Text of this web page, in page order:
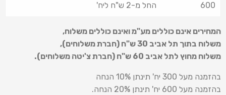
600 החל מ-2 ש"ח ליח'
המחירים אינם כוללים מע"מ ואינם כוללים משלוח,
משלוח בתוך תל אביב 30 ש
"ח (חברת משלוחים),
משלוח מחוץ לתל אביב 60 ש
"ח (חברת צ'יטה משלוחים).
בהזמנה מעל 300 יח' תינתן 10% הנחה
בהזמנה מעל 600 יח' תינתן 20% הנחה.